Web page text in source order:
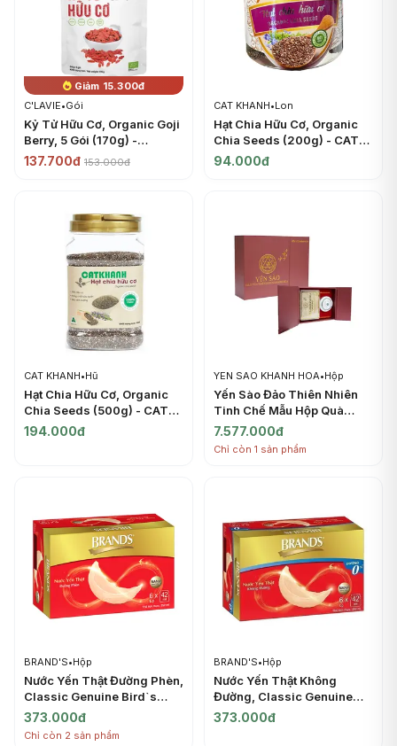
Giảm 15.300đ
C'LAVIE•Gói
Kỷ Tử Hữu Cơ, Organic Goji
Berry, 5 Gói (170g) -
C'LAVIE
137.700đ 153.000đ
CAT KHANH•Lon
Hạt Chia Hữu Cơ, Organic
Chia Seeds (200g) - CAT
KHANH
94.000đ
CAT KHANH•Hũ
Hạt Chia Hữu Cơ, Organic
Chia Seeds (500g) - CAT
KHANH
194.000đ
YEN SAO KHANH HOA•Hộp
Yến Sào Đảo Thiên Nhiên
Tinh Chế Mẫu Hộp Quà
Tặng, Khanh Hoa Sanest
Bird`s Nest Gift Box (100g)
- YEN SAO KHANH HOA
7.577.000đ
Chỉ còn 1 sản phẩm
BRAND'S•Hộp
Nước Yến Thật Đường Phèn,
Classic Genuine Bird`s
Nest with Rock Sugar, 6 Lọ
(252ml) - BRAND'S
373.000đ
Chỉ còn 2 sản phẩm
BRAND'S•Hộp
Nước Yến Thật Không
Đường, Classic Genuine
Bird`s Nest, Sugar Free, 6
373.000đ